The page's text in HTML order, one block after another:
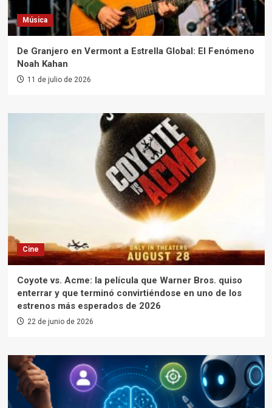
Música
De Granjero en Vermont a Estrella Global: El Fenómeno
Noah Kahan
11 de julio de 2026
Cine
Coyote vs. Acme: la película que Warner Bros. quiso
enterrar y que terminó convirtiéndose en uno de los
estrenos más esperados de 2026
22 de junio de 2026